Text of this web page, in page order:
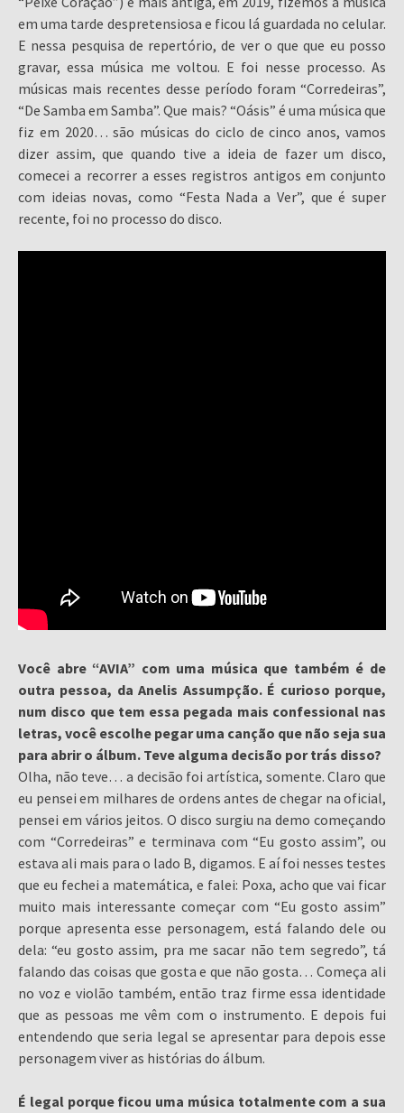
em uma tarde despretensiosa e ficou lá guardada no celular.
E nessa pesquisa de repertório, de ver o que que eu posso
gravar, essa música me voltou. E foi nesse processo. As
músicas mais recentes desse período foram “Corredeiras”,
“De Samba em Samba”. Que mais? “Oásis” é uma música que
fiz em 2020… são músicas do ciclo de cinco anos, vamos
dizer assim, que quando tive a ideia de fazer um disco,
comecei a recorrer a esses registros antigos em conjunto
com ideias novas, como “Festa Nada a Ver”, que é super
recente, foi no processo do disco.
Você abre “AVIA” com uma música que também é de
outra pessoa, da Anelis Assumpção. É curioso porque,
num disco que tem essa pegada mais confessional nas
letras, você escolhe pegar uma canção que não seja sua
para abrir o álbum. Teve alguma decisão por trás disso?
Olha, não teve… a decisão foi artística, somente. Claro que
eu pensei em milhares de ordens antes de chegar na oficial,
pensei em vários jeitos. O disco surgiu na demo começando
com “Corredeiras” e terminava com “Eu gosto assim”, ou
estava ali mais para o lado B, digamos. E aí foi nesses testes
que eu fechei a matemática, e falei: Poxa, acho que vai ficar
muito mais interessante começar com “Eu gosto assim”
porque apresenta esse personagem, está falando dele ou
dela: “eu gosto assim, pra me sacar não tem segredo”, tá
falando das coisas que gosta e que não gosta… Começa ali
no voz e violão também, então traz firme essa identidade
que as pessoas me vêm com o instrumento. E depois fui
entendendo que seria legal se apresentar para depois esse
personagem viver as histórias do álbum.
É legal porque ficou uma música totalmente com a sua